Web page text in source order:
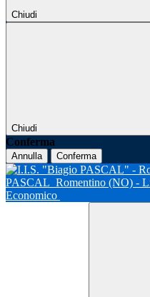
Chiudi
Chiudi
Conferma
Annulla Conferma
PASCAL Romentino (NO) -
Economico